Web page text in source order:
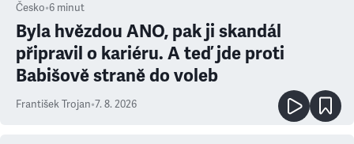
Česko•6 minut
Byla hvězdou ANO, pak ji skandál
připravil o kariéru. A teď jde proti
Babišově straně do voleb
František Trojan•7. 8. 2026